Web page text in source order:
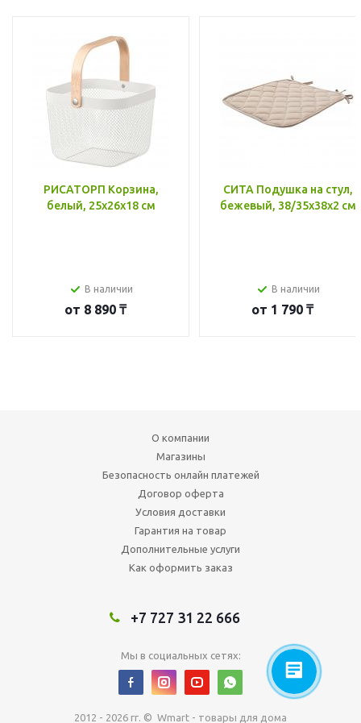
РИСАТОРП Корзина,
белый, 25x26x18 см
В наличии
от 8 890 ₸
СИТА Подушка на стул,
бежевый, 38/35x38x2 см
В наличии
от 1 790 ₸
О компании
Магазины
Безопасность онлайн платежей
Договор оферта
Условия доставки
Гарантия на товар
Дополнительные услуги
Как оформить заказ
+7 727 31 22 666
Мы в социальных сетях:
2012 - 2026 гг. © Wmart - товары для дома